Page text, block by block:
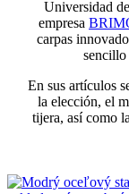
Universidad
empresa
carpas
sencillo
En sus artículos
la elección, el
tijera, así como